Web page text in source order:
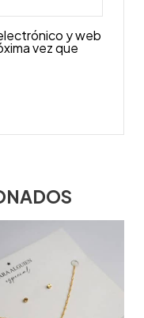
y web
vez que